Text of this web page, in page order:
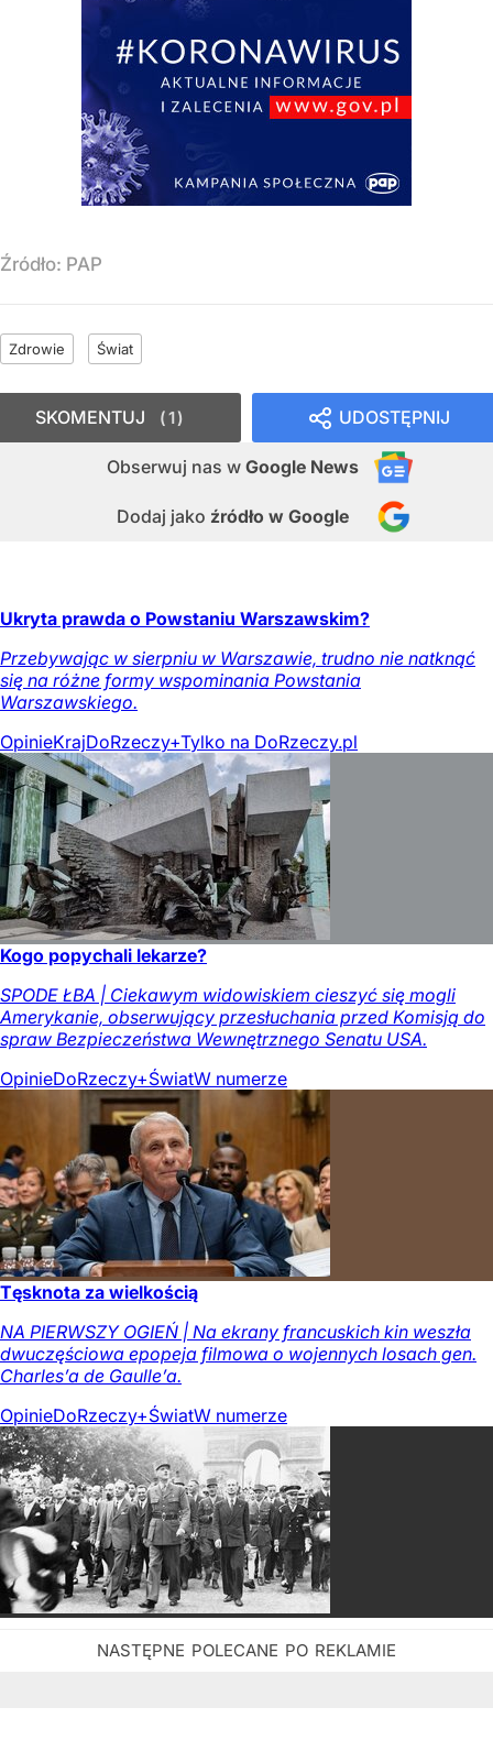
Źródło: PAP
Zdrowie Świat
UDOSTĘPNIJ
Obserwuj nas w Google News
Dodaj jako źródło w Google
SKOMENTUJ 1
Ukryta prawda o Powstaniu Warszawskim?
Przebywając w sierpniu w Warszawie, trudno nie natknąć
się na różne formy wspominania Powstania
Warszawskiego.
OpinieKrajDoRzeczy+Tylko na DoRzeczy.pl
Kogo popychali lekarze?
SPODE ŁBA | Ciekawym widowiskiem cieszyć się mogli
Amerykanie, obserwujący przesłuchania przed Komisją do
spraw Bezpieczeństwa Wewnętrznego Senatu USA.
OpinieDoRzeczy+ŚwiatW numerze
Tęsknota za wielkością
NA PIERWSZY OGIEŃ | Na ekrany francuskich kin weszła
dwuczęściowa epopeja filmowa o wojennych losach gen.
Charles’a de Gaulle’a.
OpinieDoRzeczy+ŚwiatW numerze